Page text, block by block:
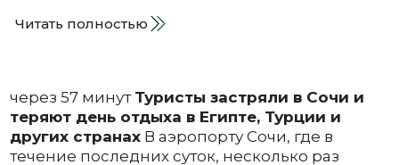
Читать полностью
через 57 минут Туристы застряли в Сочи и
теряют день отдыха в Египте, Турции и
других странахВ аэропорту Сочи, где в
течение последних суток, несколько раз